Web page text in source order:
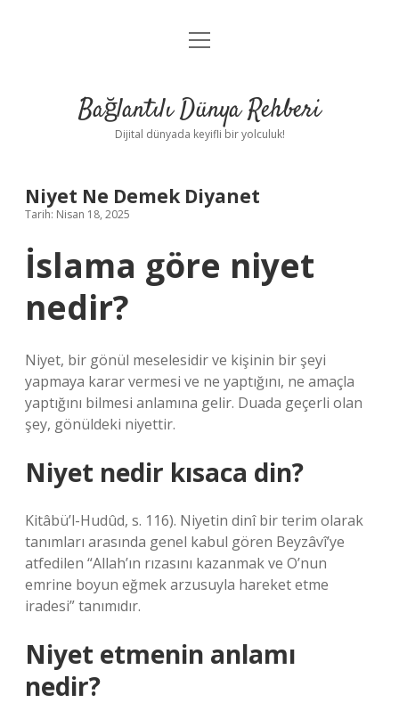
Anasayfa
Yasal Uyarı
menüyü
Bağlantılı Dünya Rehberi
Dijital dünyada keyifli bir yolculuk!
Niyet Ne Demek Diyanet
Tarih: Nisan 18, 2025
İslama göre niyet
nedir?
Niyet, bir gönül meselesidir ve kişinin bir şeyi
yapmaya karar vermesi ve ne yaptığını, ne amaçla
yaptığını bilmesi anlamına gelir. Duada geçerli olan
şey, gönüldeki niyettir.
Niyet nedir kısaca din?
Kitâbü’l-Hudûd, s. 116). Niyetin dinî bir terim olarak
tanımları arasında genel kabul gören Beyzâvî’ye
atfedilen “Allah’ın rızasını kazanmak ve O’nun
emrine boyun eğmek arzusuyla hareket etme
iradesi” tanımıdır.
Niyet etmenin anlamı
nedir?